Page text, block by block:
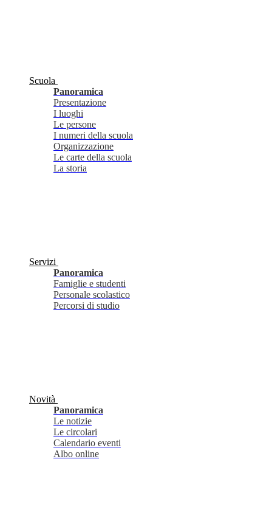
Scuola
Panoramica
Presentazione
I luoghi
Le persone
I numeri della scuola
Organizzazione
Le carte della scuola
La storia
Servizi
Panoramica
Famiglie e studenti
Personale scolastico
Percorsi di studio
Novità
Panoramica
Le notizie
Le circolari
Calendario eventi
Albo online